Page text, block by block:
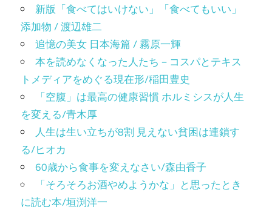
新版「食べてはいけない」「食べてもいい」
添加物 / 渡辺雄二
追憶の美女 日本海篇 / 霧原一輝
本を読めなくなった人たち－コスパとテキス
トメディアをめぐる現在形/稲田豊史
「空腹」は最高の健康習慣 ホルミシスが人生
を変える/青木厚
人生は生い立ちが8割 見えない貧困は連鎖す
る/ヒオカ
60歳から食事を変えなさい/森由香子
「そろそろお酒やめようかな」と思ったとき
に読む本/垣渕洋一